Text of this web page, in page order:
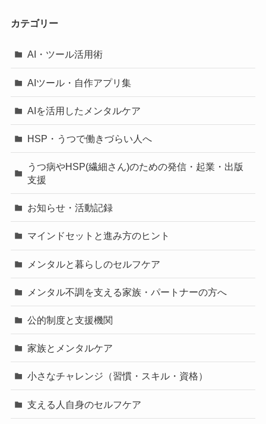
カテゴリー
AI・ツール活用術
AIツール・自作アプリ集
AIを活用したメンタルケア
HSP・うつで働きづらい人へ
うつ病やHSP(繊細さん)のための発信・起業・出版
支援
お知らせ・活動記録
マインドセットと進み方のヒント
メンタルと暮らしのセルフケア
メンタル不調を支える家族・パートナーの方へ
公的制度と支援機関
家族とメンタルケア
小さなチャレンジ（習慣・スキル・資格）
支える人自身のセルフケア